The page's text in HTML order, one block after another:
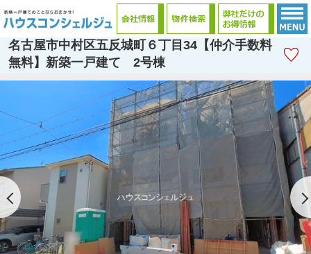
名古屋市中村区五反城町６丁目34【仲介手数料
無料】新築一戸建て 2号棟